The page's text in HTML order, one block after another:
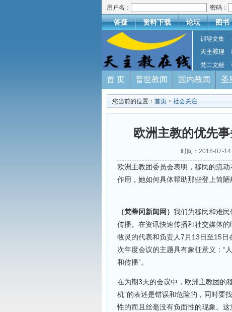
用户名： 密码：
答疑 资料下载 论坛 图书
训导文集
天主教理
梵二文献
首 页 普世教闻 国内教闻 圣
您当前的位置： 首页 > 社会关注
欧洲主教的优先
时间：2018-07-14
欧洲主教团委员会表明，移民的流
作用，她如何具体帮助那些登上简陋
（梵蒂冈新闻网） 我们为移民和难
传播。在资讯快速传播和社交媒体
牧灵的代表和负责人7月13日至15
次年度会议的主题具有象征意义：
和传播”。
在为期3天的会议中，欧洲主教团的
机”的表述是错误和危险的，同时要
性的而且丝毫没有负面性的现象。